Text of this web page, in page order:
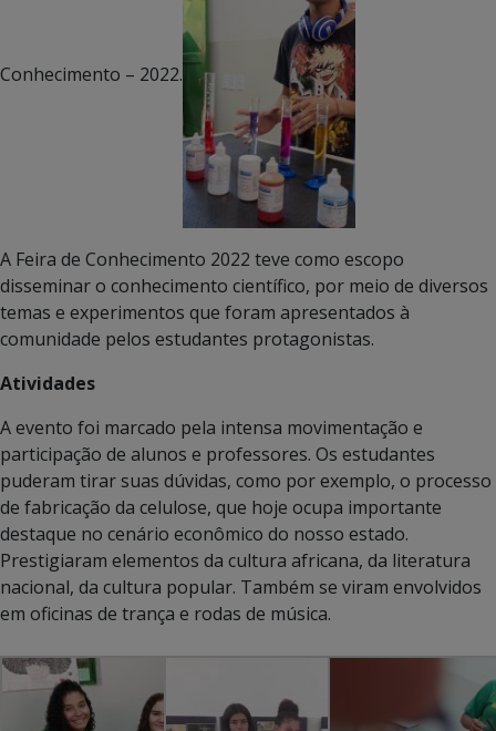
Conhecimento – 2022.
A Feira de Conhecimento 2022 teve como escopo
disseminar o conhecimento científico, por meio de diversos
temas e experimentos que foram apresentados à
comunidade pelos estudantes protagonistas.
Atividades
A evento foi marcado pela intensa movimentação e
participação de alunos e professores. Os estudantes
puderam tirar suas dúvidas, como por exemplo, o processo
de fabricação da celulose, que hoje ocupa importante
destaque no cenário econômico do nosso estado.
Prestigiaram elementos da cultura africana, da literatura
nacional, da cultura popular. Também se viram envolvidos
em oficinas de trança e rodas de música.